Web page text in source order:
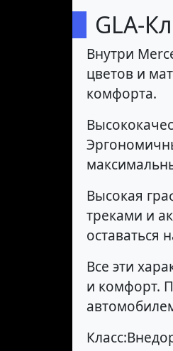
GLA-
Внутри
цветов и
комфорта.
Высокая
треками и
оставаться
Все эти
и комфорт.